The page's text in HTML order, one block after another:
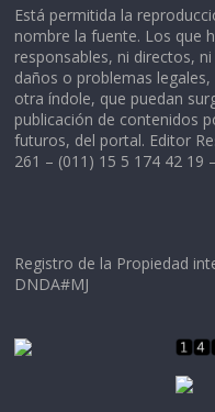
Está permitida la
nombre la fuente. Los que
responsables, ni directos,
daños o problemas
otra índole, que puedan
publicación de contenidos
futuros, del portal. Editor
261 – (011) 15 5 174 42 19 –
Registro de la Propiedad
DNDA#MJ